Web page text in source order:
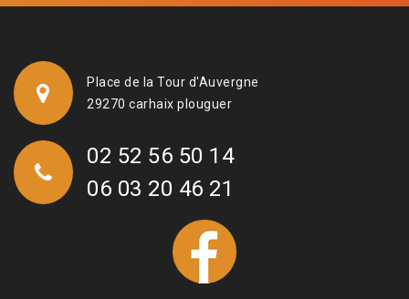
Place de la Tour d'Auvergne
29270 carhaix plouguer
02 52 56 50 14
06 03 20 46 21